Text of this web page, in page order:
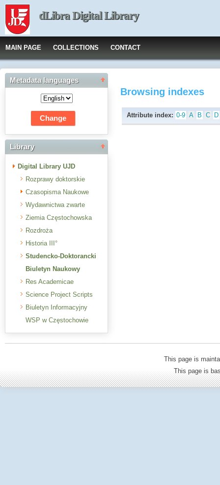
dLibra Digital Library
MAIN PAGE COLLECTIONS CONTACT
Metadata languages
Library
Digital Library UJD
Rozprawy doktorskie
Czasopisma Naukowe
Wydawnictwa zwarte
Ziemia Częstochowska
Rozdroża
Historia III°
Studencko-Doktorancki
Biuletyn Naukowy
Res Academicae
Science Project Scripts
Biuletyn Informacyjny
WSP w Częstochowie
Browsing indexes
Attribute index: 0-9 A B C D
This page is
This page is